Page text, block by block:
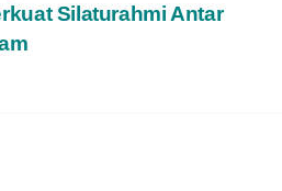
Silaturahmi Antar